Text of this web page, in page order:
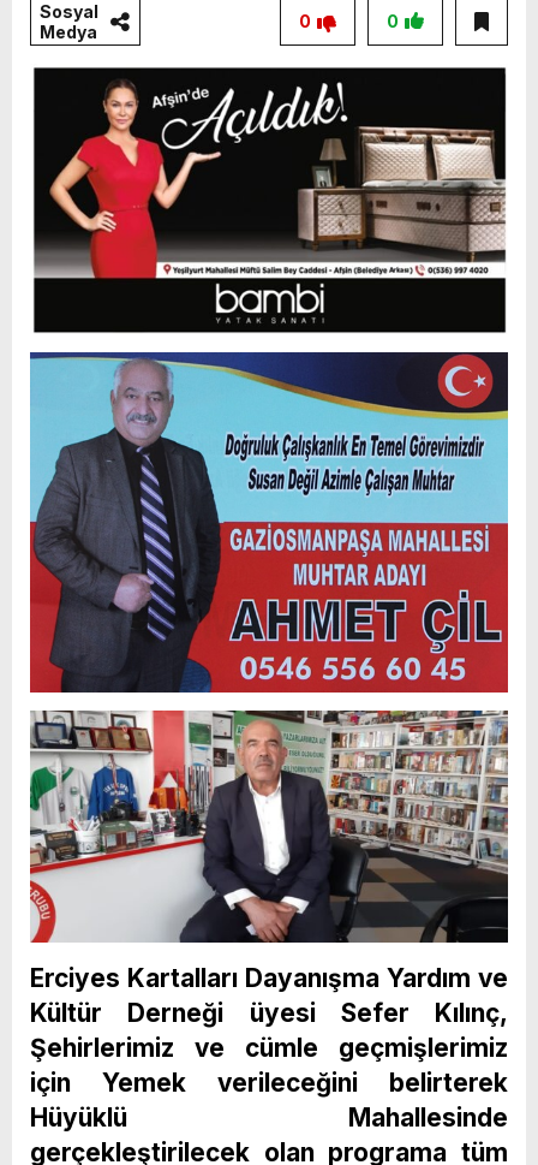
Sosyal
Medya
0
0
Erciyes Kartalları Dayanışma Yardım ve
Kültür Derneği üyesi Sefer Kılınç,
Şehirlerimiz ve cümle geçmişlerimiz
için Yemek verileceğini belirterek
Hüyüklü Mahallesinde
gerçekleştirilecek olan programa tüm